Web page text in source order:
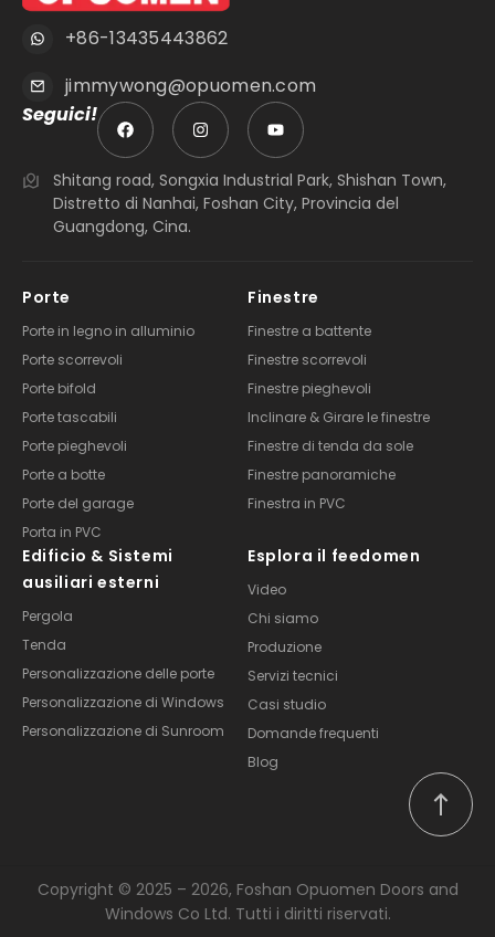
+86-13435443862
jimmywong@opuomen.com
Seguici!
Shitang road, Songxia Industrial Park, Shishan Town,
Distretto di Nanhai, Foshan City, Provincia del
Guangdong, Cina.
Porte
Porte in legno in alluminio
Porte scorrevoli
Porte bifold
Porte tascabili
Porte pieghevoli
Porte a botte
Porte del garage
Porta in PVC
Finestre
Finestre a battente
Finestre scorrevoli
Finestre pieghevoli
Inclinare & Girare le finestre
Finestre di tenda da sole
Finestre panoramiche
Finestra in PVC
Edificio & Sistemi
ausiliari esterni
Pergola
Tenda
Personalizzazione delle porte
Personalizzazione di Windows
Personalizzazione di Sunroom
Esplora il feedomen
Video
Chi siamo
Produzione
Servizi tecnici
Casi studio
Domande frequenti
Blog
Copyright © 2025 – 2026, Foshan Opuomen Doors and
Windows Co Ltd. Tutti i diritti riservati.